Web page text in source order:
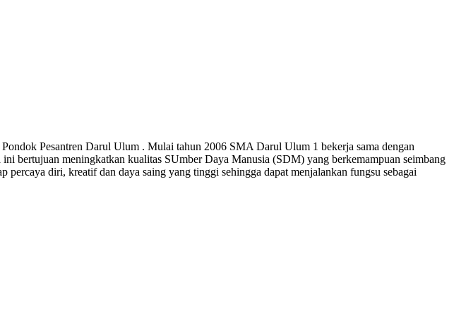
Pesantren Darul Ulum . Mulai tahun 2006 SMA Darul Ulum 1 bekerja sama dengan
bertujuan meningkatkan kualitas SUmber Daya Manusia (SDM) yang berkemampuan seimbang
diri, kreatif dan daya saing yang tinggi sehingga dapat menjalankan fungsu sebagai